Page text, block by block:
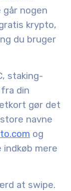
går nogen
krypto,
du bruger
staking-
din
gør det
navne
og
mere
at swipe.